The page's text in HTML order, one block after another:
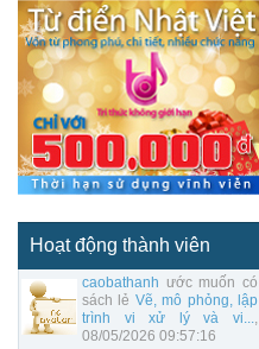
Hoạt động thành viên
caobathanh ước muốn có
sách lẻ Vẽ, mô phỏng, lập
trình vi xử lý và vi...,
08/05/2026 09:57:16